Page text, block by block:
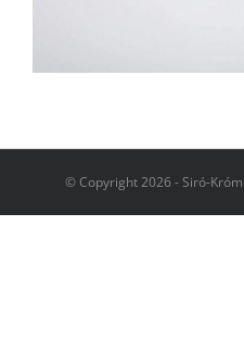
© Copyright2026 - Siró-